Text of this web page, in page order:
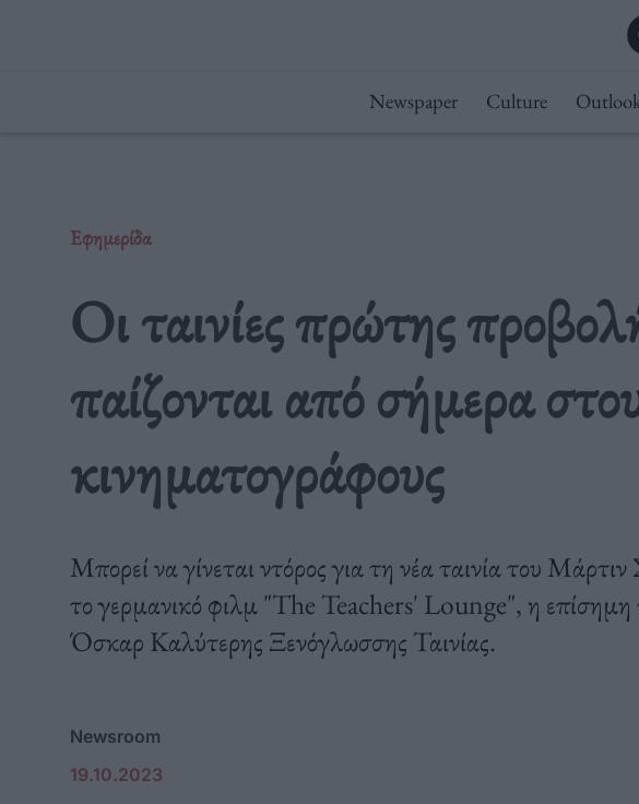
Newspaper Culture
Εφημερίδα
Οι ταινίες πρώτης
παίζονται από σήμερα
κινηματογράφους
Μπορεί να γίνεται ντόρος για τη νέα ταινία του Μάρτιν
το γερμανικό φιλμ "The Teachers' Lounge", η επίσημη
Όσκαρ Καλύτερης Ξενόγλωσσης Ταινίας.
Newsroom
19.10.2023